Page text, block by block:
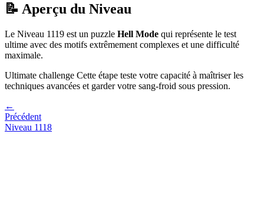
📝 Aperçu du Niveau
Le Niveau 1119 est un puzzle Hell Mode qui représente le test
ultime avec des motifs extrêmement complexes et une difficulté
maximale.
Ultimate challenge Cette étape teste votre capacité à maîtriser les
techniques avancées et garder votre sang-froid sous pression.
←
Précédent
Niveau 1118